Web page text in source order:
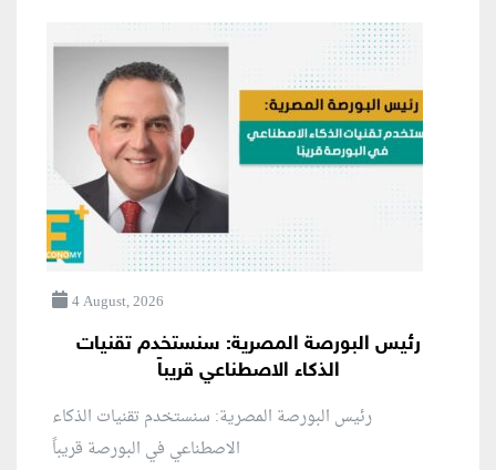
4 August, 2026
رئيس البورصة المصرية: سنستخدم تقنيات
الذكاء الاصطناعي قريباً
رئيس البورصة المصرية: سنستخدم تقنيات الذكاء
الاصطناعي في البورصة قريباً